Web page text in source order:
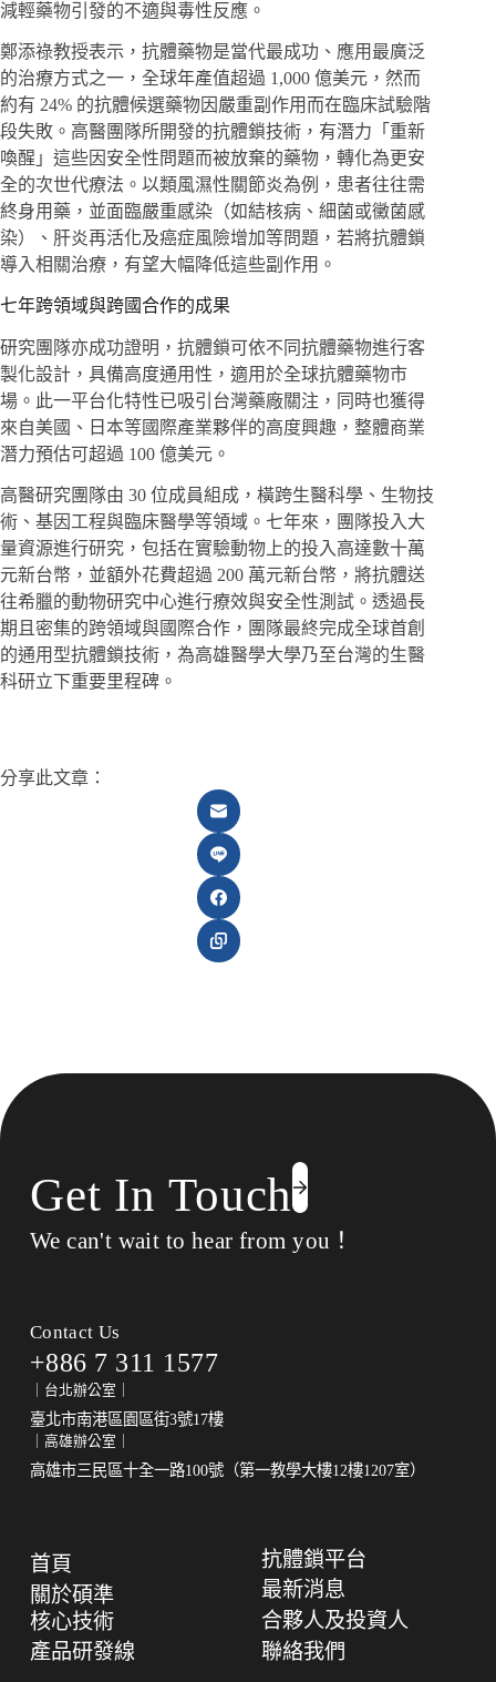
減輕藥物引發的不適與毒性反應。
鄭添祿教授表示，抗體藥物是當代最成功、應用最廣泛
的治療方式之一，全球年產值超過 1,000 億美元，然而
約有 24% 的抗體候選藥物因嚴重副作用而在臨床試驗階
段失敗。高醫團隊所開發的抗體鎖技術，有潛力「重新
喚醒」這些因安全性問題而被放棄的藥物，轉化為更安
全的次世代療法。以類風濕性關節炎為例，患者往往需
終身用藥，並面臨嚴重感染（如結核病、細菌或黴菌感
染）、肝炎再活化及癌症風險增加等問題，若將抗體鎖
導入相關治療，有望大幅降低這些副作用。
七年跨領域與跨國合作的成果
研究團隊亦成功證明，抗體鎖可依不同抗體藥物進行客
製化設計，具備高度通用性，適用於全球抗體藥物市
場。此一平台化特性已吸引台灣藥廠關注，同時也獲得
來自美國、日本等國際產業夥伴的高度興趣，整體商業
潛力預估可超過 100 億美元。
高醫研究團隊由 30 位成員組成，橫跨生醫科學、生物技
術、基因工程與臨床醫學等領域。七年來，團隊投入大
量資源進行研究，包括在實驗動物上的投入高達數十萬
元新台幣，並額外花費超過 200 萬元新台幣，將抗體送
往希臘的動物研究中心進行療效與安全性測試。透過長
期且密集的跨領域與國際合作，團隊最終完成全球首創
的通用型抗體鎖技術，為高雄醫學大學乃至台灣的生醫
科研立下重要里程碑。
分享此文章：
Get In Touch
We can't wait to hear from you！
Contact Us
+886 7 311 1577
｜台北辦公室｜
臺北市南港區園區街3號17樓
｜高雄辦公室｜
高雄市三民區十全一路100號（第一教學大樓12樓1207室）
首頁
關於碩準
核心技術
產品研發線
抗體鎖平台
最新消息
合夥人及投資人
聯絡我們